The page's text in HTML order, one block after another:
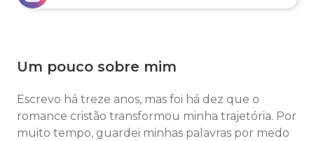
Um pouco sobre mim
Escrevo há treze anos, mas foi há dez que o
romance cristão transformou minha trajetória. Por
muito tempo, guardei minhas palavras por medo